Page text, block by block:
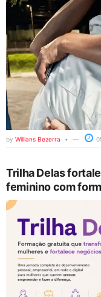
by Willians Bezerra
Trilha Delas
feminino com